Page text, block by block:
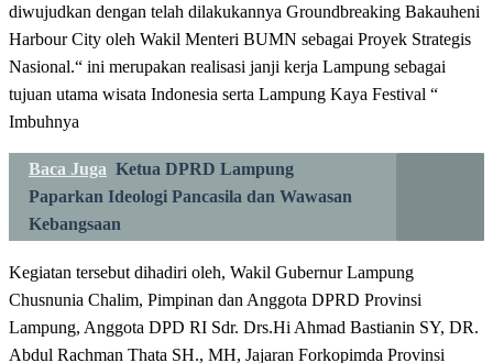
diwujudkan dengan telah dilakukannya Groundbreaking Bakauheni
Harbour City oleh Wakil Menteri BUMN sebagai Proyek Strategis
Nasional.“ ini merupakan realisasi janji kerja Lampung sebagai
tujuan utama wisata Indonesia serta Lampung Kaya Festival “
Imbuhnya
Baca Juga Ketua DPRD Lampung
Paparkan Ideologi Pancasila dan Wawasan
Kebangsaan
Kegiatan tersebut dihadiri oleh, Wakil Gubernur Lampung
Chusnunia Chalim, Pimpinan dan Anggota DPRD Provinsi
Lampung, Anggota DPD RI Sdr. Drs.Hi Ahmad Bastianin SY, DR.
Abdul Rachman Thata SH., MH, Jajaran Forkopimda Provinsi